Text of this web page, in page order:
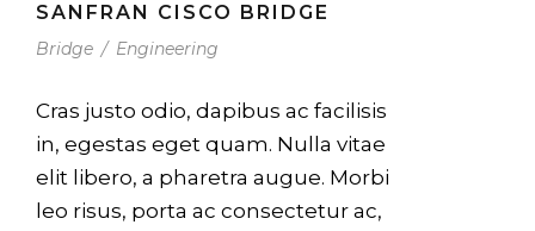
SANFRAN CISCO BRIDGE
Bridge / Engineering
Cras justo odio, dapibus ac facilisis
in, egestas eget quam. Nulla vitae
elit libero, a pharetra augue. Morbi
leo risus, porta ac consectetur ac,